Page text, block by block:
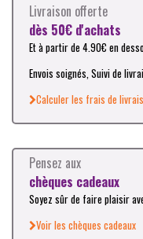
Livraison offerte
dès 50€ d'achats
Et à partir de 4.90€ en
Envois soignés, Suivi de
Calculer les frais de
Pensez aux
chèques cadeaux
Soyez sûr de faire plaisir
Voir les chèques cadeaux